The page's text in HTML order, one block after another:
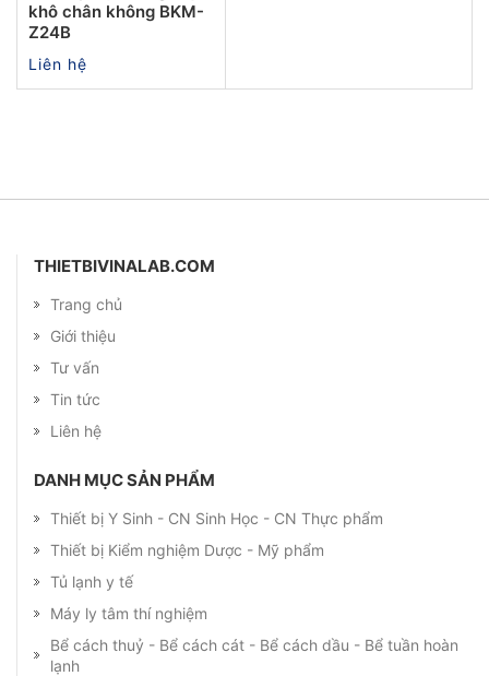
khô chân không BKM-
Z24B
Liên hệ
THIETBIVINALAB.COM
Trang chủ
Giới thiệu
Tư vấn
Tin tức
Liên hệ
DANH MỤC SẢN PHẨM
Thiết bị Y Sinh - CN Sinh Học - CN Thực phẩm
Thiết bị Kiểm nghiệm Dược - Mỹ phẩm
Tủ lạnh y tế
Máy ly tâm thí nghiệm
Bể cách thuỷ - Bể cách cát - Bể cách dầu - Bể tuần hoàn
lạnh